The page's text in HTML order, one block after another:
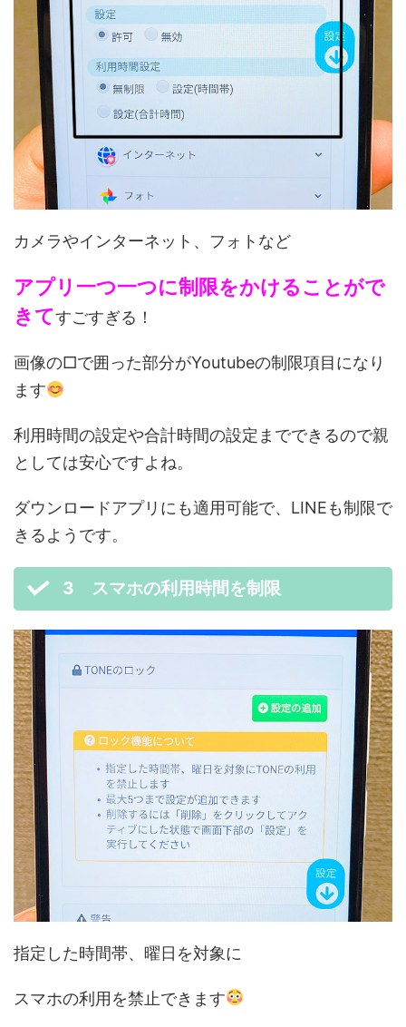
カメラやインターネット、フォトなど
アプリ一つ一つに制限をかけることがで
きてすごすぎる！
画像の□で囲った部分がYoutubeの制限項目になり
ます
利用時間の設定や合計時間の設定までできるので親
としては安心ですよね。
ダウンロードアプリにも適用可能で、LINEも制限で
きるようです。
3 スマホの利用時間を制限
指定した時間帯、曜日を対象に
スマホの利用を禁止できます